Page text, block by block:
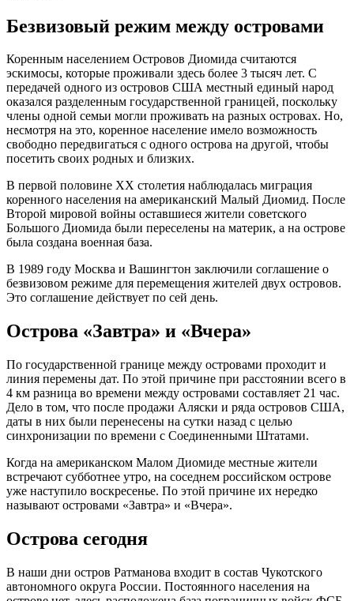
Безвизовый режим между островами
Коренным населением Островов Диомида считаются
эскимосы, которые проживали здесь более 3 тысяч лет. С
передачей одного из островов США местный единый народ
оказался разделенным государственной границей, поскольку
члены одной семьи могли проживать на разных островах. Но,
несмотря на это, коренное население имело возможность
свободно передвигаться с одного острова на другой, чтобы
посетить своих родных и близких.
В первой половине XX столетия наблюдалась миграция
коренного населения на американский Малый Диомид. После
Второй мировой войны оставшиеся жители советского
Большого Диомида были переселены на материк, а на острове
была создана военная база.
В 1989 году Москва и Вашингтон заключили соглашение о
безвизовом режиме для перемещения жителей двух островов.
Это соглашение действует по сей день.
Острова «Завтра» и «Вчера»
По государственной границе между островами проходит и
линия перемены дат. По этой причине при расстоянии всего в
4 км разница во времени между островами составляет 21 час.
Дело в том, что после продажи Аляски и ряда островов США,
даты в них были перенесены на сутки назад с целью
синхронизации по времени с Соединенными Штатами.
Когда на американском Малом Диомиде местные жители
встречают субботнее утро, на соседнем российском острове
уже наступило воскресенье. По этой причине их нередко
называют островами «Завтра» и «Вчера».
Острова сегодня
В наши дни остров Ратманова входит в состав Чукотского
автономного округа России. Постоянного населения на